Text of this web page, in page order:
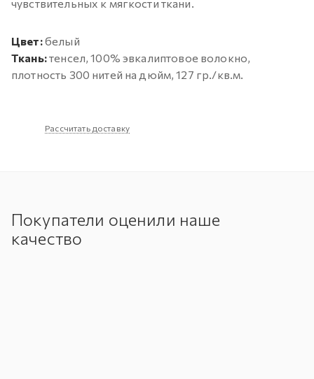
чувствительных к мягкости ткани.
Цвет:белый
Ткань:тенсел, 100% эвкалиптовое волокно,
плотность 300 нитей на дюйм, 127 гр./кв.м.
Рассчитать доставку
Покупатели оценили наше
качество